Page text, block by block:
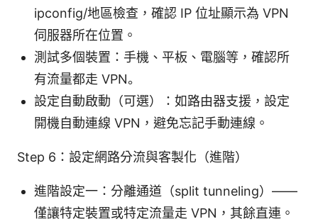
ipconfig/地區檢查，確認 IP 位址顯示為 VPN
伺服器所在位置。
測試多個裝置：手機、平板、電腦等，確認所
有流量都走 VPN。
設定自動啟動（可選）：如路由器支援，設定
開機自動連線 VPN，避免忘記手動連線。
Step 6：設定網路分流與客製化（進階）
進階設定一：分離通道（split tunneling）——
僅讓特定裝置或特定流量走 VPN，其餘直連。